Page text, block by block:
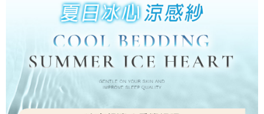
１．透過由恩沛科技股份有限公司提供之「AFTEE先享後付」服務完成之交
易，需依本服務之必要範圍內提供個人資料，並將交易相關給付款項請求債
２．關於個人資料處理事宜，請瀏覽以下網址：
３．未成年的使用者請事先徵得法定代理人或監護人之同意方可使用
「AFTEE先享後付」，若未經同意申辦者引起之損失，本公司不負相關責
任。
４．使用「AFTEE先享後付」時，將依據個別帳號之用戶狀況，依本公司即
時審查核予不同之上限額度；若仍有額度不足之情形，本公司將視審查結果
每筆NT$100，滿NT$499(含以上)免運費
每筆NT$100，滿NT$499(含以上)免運費